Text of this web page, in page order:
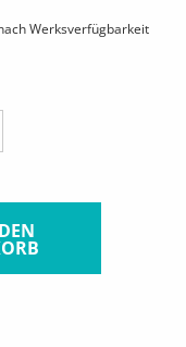
Werksverfügbarkeit